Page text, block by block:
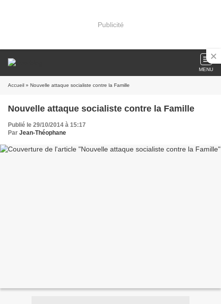
Publicité
MENU
Accueil » Nouvelle attaque socialiste contre la Famille
Nouvelle attaque socialiste contre la Famille
Publié le 29/10/2014 à 15:17
Par Jean-Théophane